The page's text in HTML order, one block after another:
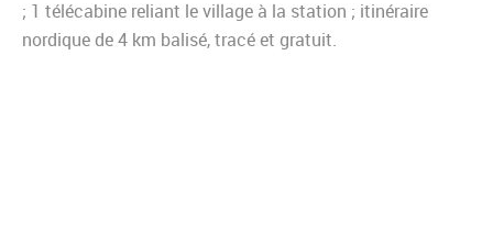
; 1 télécabine reliant le village à la station ; itinéraire
nordique de 4 km balisé, tracé et gratuit.